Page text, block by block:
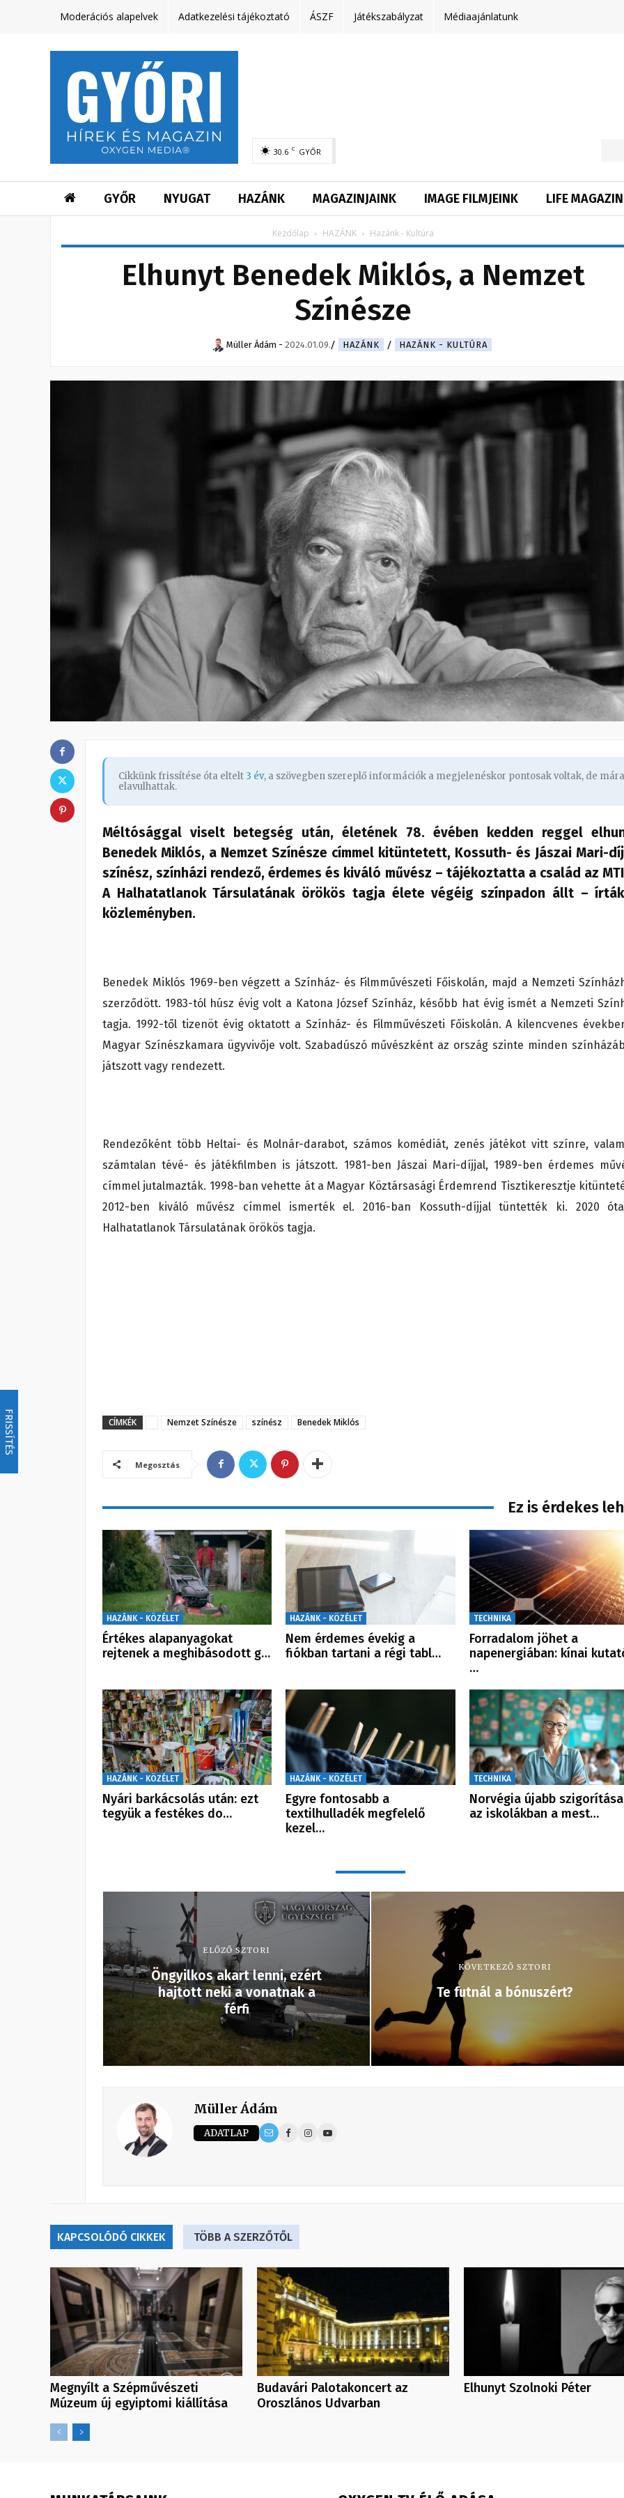
FRISSÍTÉS
Moderációs alapelvek Adatkezelési tájékoztató ÁSZF Játékszabályzat Médiaajánlatunk
30.6 C GYŐR
GYŐR NYUGAT HAZÁNK MAGAZINJAINK IMAGE FILMJEINK LIFE MAGAZIN
Kezdőlap HAZÁNK Hazánk - Kultúra
Elhunyt Benedek Miklós, a Nemzet
Színésze
Müller Ádám - 2024.01.09. HAZÁNK HAZÁNK - KULTÚRA
Cikkünk frissítése óta eltelt 3 év, a szövegben szereplő információk a megjelenéskor pontosak voltak, de mára
elavulhattak.
Méltósággal viselt betegség után, életének 78. évében kedden reggel
Benedek Miklós, a Nemzet Színésze címmel kitüntetett, Kossuth- és Jászai Mari-
színész, színházi rendező, érdemes és kiváló művész – tájékoztatta a család az
A Halhatatlanok Társulatának örökös tagja élete végéig színpadon állt –
közleményben.
Benedek Miklós 1969-ben végzett a Színház- és Filmművészeti Főiskolán, majd a Nemzeti
szerződött. 1983-tól húsz évig volt a Katona József Színház, később hat évig ismét a Nemzeti
tagja. 1992-től tizenöt évig oktatott a Színház- és Filmművészeti Főiskolán. A kilencvenes
Magyar Színészkamara ügyvivője volt. Szabadúszó művészként az ország szinte minden
játszott vagy rendezett.
Rendezőként több Heltai- és Molnár-darabot, számos komédiát, zenés játékot vitt színre,
számtalan tévé- és játékfilmben is játszott. 1981-ben Jászai Mari-díjjal, 1989-ben érdemes
címmel jutalmazták. 1998-ban vehette át a Magyar Köztársasági Érdemrend Tisztikeresztje
2012-ben kiváló művész címmel ismerték el. 2016-ban Kossuth-díjjal tüntették ki. 2020
Halhatatlanok Társulatának örökös tagja.
CÍMKÉK Nemzet Színésze színész Benedek Miklós
Megosztás
Ez is érdekes
HAZÁNK - KÖZÉLET
Értékes alapanyagokat
rejtenek a meghibásodott g…
HAZÁNK - KÖZÉLET
Nem érdemes évekig a
fiókban tartani a régi tabl…
TECHNIKA
Forradalom jöhet a
napenergiában: kínai
…
HAZÁNK - KÖZÉLET
Nyári barkácsolás után: ezt
tegyük a festékes do…
HAZÁNK - KÖZÉLET
Egyre fontosabb a
textilhulladék megfelelő
kezel…
TECHNIKA
Norvégia újabb
az iskolákban a mest…
ELŐZŐ SZTORI
Öngyilkos akart lenni, ezért
hajtott neki a vonatnak a
férfi
KÖVETKEZŐ SZTORI
Te futnál a bónuszért?
Müller Ádám
ADATLAP
KAPCSOLÓDÓ CIKKEK TÖBB A SZERZŐTŐL
Megnyílt a Szépművészeti
Múzeum új egyiptomi kiállítása
Budavári Palotakoncert az
Oroszlános Udvarban
Elhunyt Szolnoki Péter